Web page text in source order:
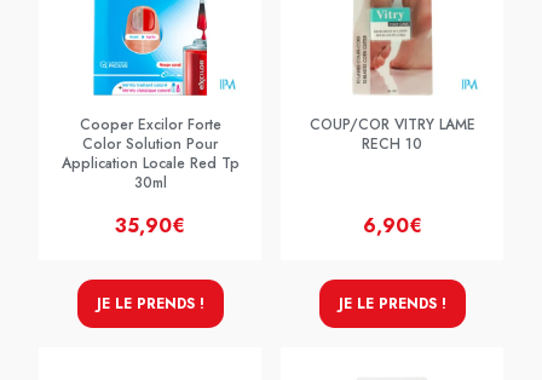
Cooper Excilor Forte
Color Solution Pour
Application Locale Red Tp
30ml
35,90€
JE LE PRENDS !
COUP/COR VITRY LAME
RECH 10
6,90€
JE LE PRENDS !